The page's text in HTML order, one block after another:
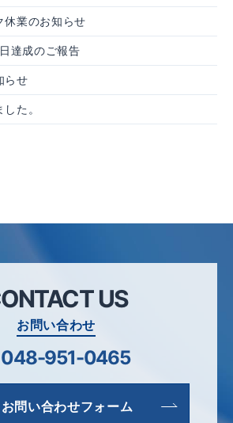
休業のお知らせ
達成のご報告
らせ
た。
US
お問い合わせ
048-951-0465
お問い合わせフォーム